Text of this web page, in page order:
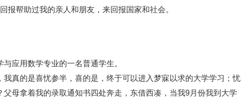
报帮助过我的亲人和朋友，来回报国家和社会。
应用数学专业的一名普通学生。
我真的是喜忧参半，喜的是，终于可以进入梦寐以求的大学学习；忧
母拿着我的录取通知书四处奔走，东借西凑，当我9月份我到大学